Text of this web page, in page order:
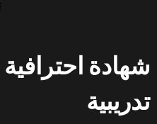
تدريبية